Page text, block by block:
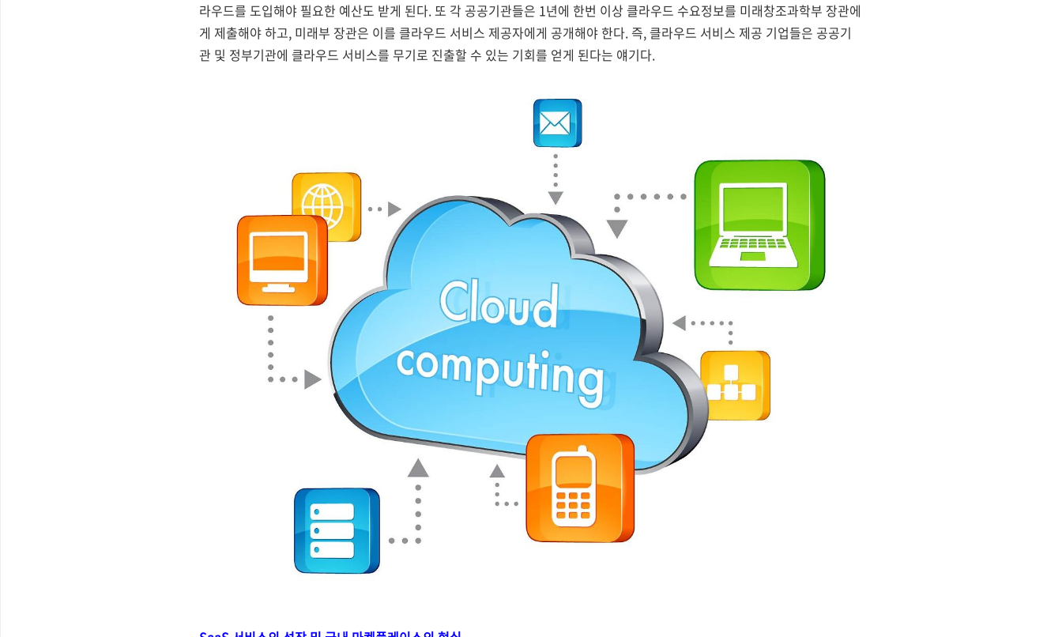
라우드를 도입해야 필요한 예산도 받게 된다. 또 각 공공기관들은 1년에 한번 이상 클라우드 수요정보를 미래창조과학부 장관에
게 제출해야 하고, 미래부 장관은 이를 클라우드 서비스 제공자에게 공개해야 한다. 즉, 클라우드 서비스 제공 기업들은 공공기
관 및 정부기관에 클라우드 서비스를 무기로 진출할 수 있는 기회를 얻게 된다는 얘기다.